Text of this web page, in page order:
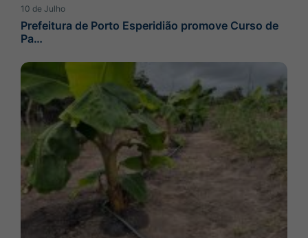
10 de Julho
Prefeitura de Porto Esperidião promove Curso de
Pa…